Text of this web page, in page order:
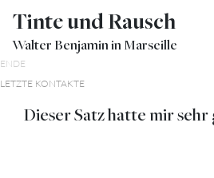
Tinte und Rausch
Walter Benjamin in Marseille
ENDE
LETZTE KONTAKTE
Dieser Satz hatte mir